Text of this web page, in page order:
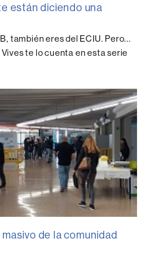
están diciendo una
también eres del ECIU. Pero...
te lo cuenta en esta serie
de la comunidad